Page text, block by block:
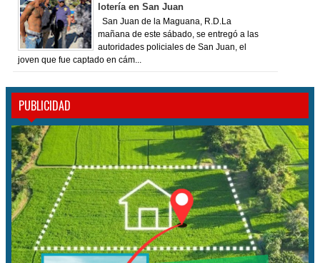
lotería en San Juan
San Juan de la Maguana, R.D.La
mañana de este sábado, se entregó a las
autoridades policiales de San Juan, el
joven que fue captado en cám...
PUBLICIDAD